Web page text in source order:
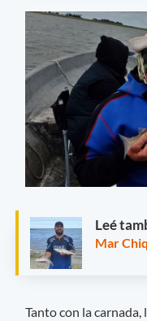
Leé
Mar
Tanto con la